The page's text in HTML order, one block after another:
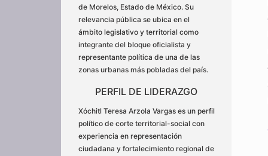
de Morelos, Estado de México. Su
relevancia pública se ubica en el
ámbito legislativo y territorial como
integrante del bloque oficialista y
representante política de una de las
zonas urbanas más pobladas del país.
PERFIL DE LIDERAZGO
Xóchitl Teresa Arzola Vargas es un perfil
político de corte territorial-social con
experiencia en representación
ciudadana y fortalecimiento regional de